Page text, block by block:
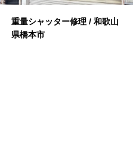
重量シャッター修理 / 和歌山
県橋本市